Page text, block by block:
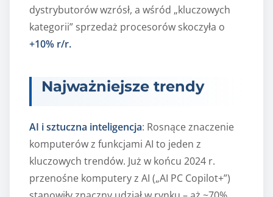
dystrybutorów wzrósł, a wśród „kluczowych
kategorii” sprzedaż procesorów skoczyła o
+10% r/r.
Najważniejsze trendy
AI i sztuczna inteligencja: Rosnące znaczenie
komputerów z funkcjami AI to jeden z
kluczowych trendów. Już w końcu 2024 r.
przenośne komputery z AI („AI PC Copilot+”)